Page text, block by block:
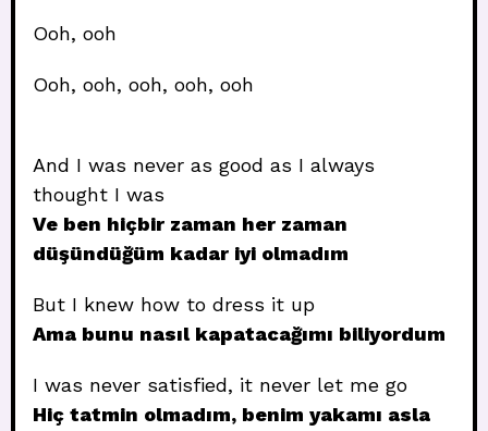
Ooh, ooh
Ooh, ooh, ooh, ooh, ooh
And I was never as good as I always
thought I was
Ve ben hiçbir zaman her zaman
düşündüğüm kadar iyi olmadım
But I knew how to dress it up
Ama bunu nasıl kapatacağımı biliyordum
I was never satisfied, it never let me go
Hiç tatmin olmadım, benim yakamı asla